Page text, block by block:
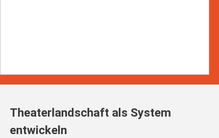
Theaterlandschaft als System
entwickeln